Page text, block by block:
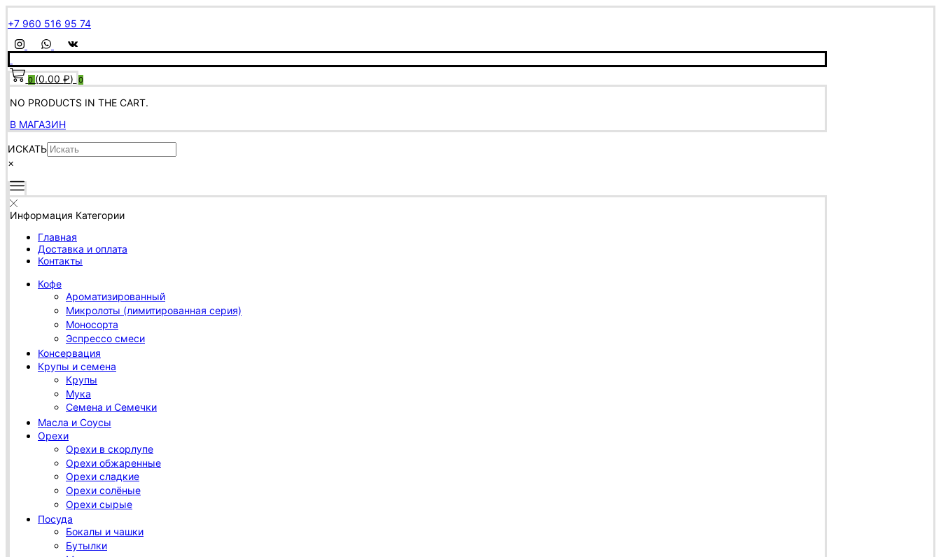
+7 960 516 95 74
0 (0.00₽) 0
NO PRODUCTS IN THE CART.
В МАГАЗИН
ИСКАТЬ
×
Информация Категории
Главная
Доставка и оплата
Контакты
Кофе
Ароматизированный
Микролоты (лимитированная серия)
Моносорта
Эспрессо смеси
Консервация
Крупы и семена
Крупы
Мука
Семена и Семечки
Масла и Соусы
Орехи
Орехи в скорлупе
Орехи обжаренные
Орехи сладкие
Орехи солёные
Орехи сырые
Посуда
Бокалы и чашки
Бутылки